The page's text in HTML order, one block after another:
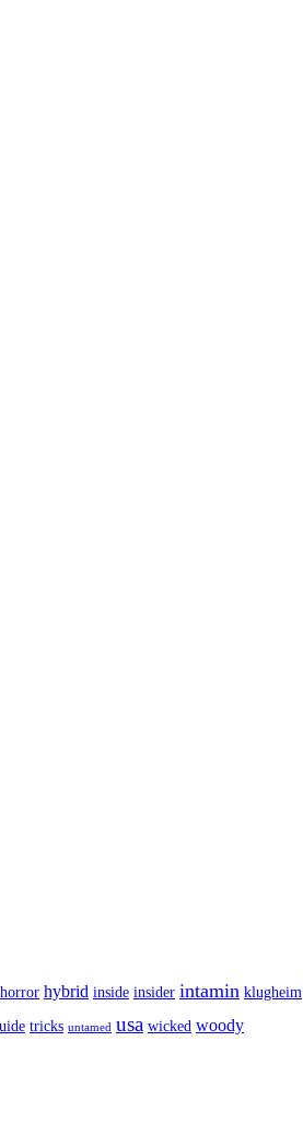
horror hybrid inside insider intamin klugheim
tricks untamed usa wicked woody